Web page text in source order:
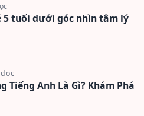
5 tuổi dưới góc nhìn tâm lý
Tiếng Anh Là Gì? Khám Phá